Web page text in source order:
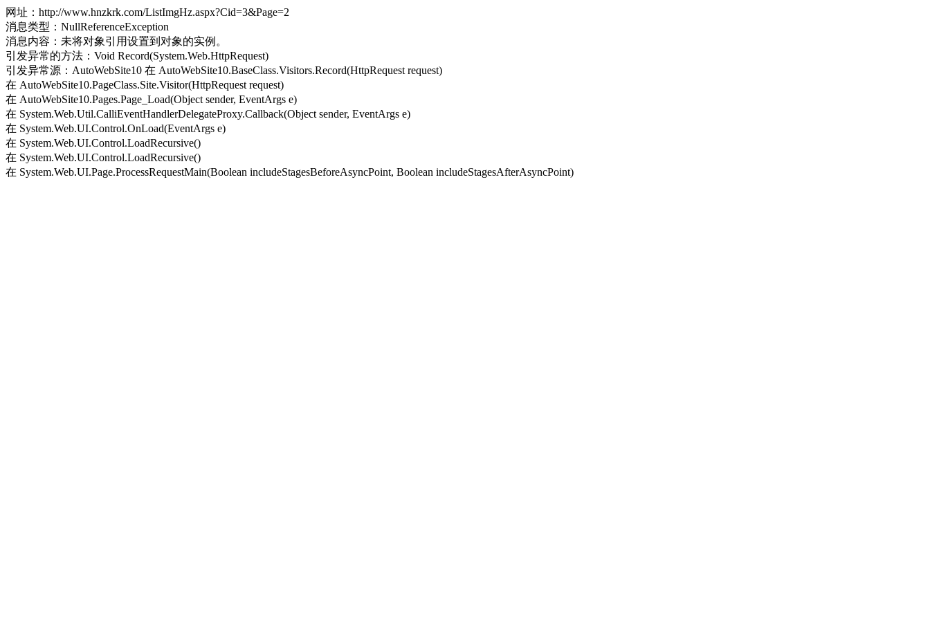
网址：http://www.hnzkrk.com/ListImgHz.aspx?Cid=3&Page=2
消息类型：NullReferenceException
消息内容：未将对象引用设置到对象的实例。
引发异常的方法：Void Record(System.Web.HttpRequest)
引发异常源：AutoWebSite10 在 AutoWebSite10.BaseClass.Visitors.Record(HttpRequest request)
在 AutoWebSite10.PageClass.Site.Visitor(HttpRequest request)
在 AutoWebSite10.Pages.Page_Load(Object sender, EventArgs e)
在 System.Web.Util.CalliEventHandlerDelegateProxy.Callback(Object sender, EventArgs e)
在 System.Web.UI.Control.OnLoad(EventArgs e)
在 System.Web.UI.Control.LoadRecursive()
在 System.Web.UI.Control.LoadRecursive()
在 System.Web.UI.Page.ProcessRequestMain(Boolean includeStagesBeforeAsyncPoint, Boolean includeStagesAfterAsyncPoint)